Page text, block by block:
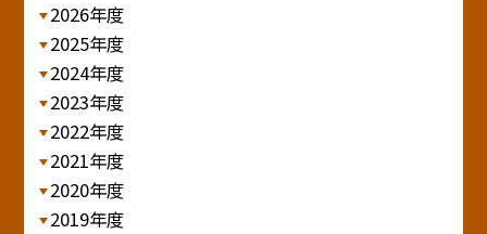
2026年度
2025年度
2024年度
2023年度
2022年度
2021年度
2020年度
2019年度